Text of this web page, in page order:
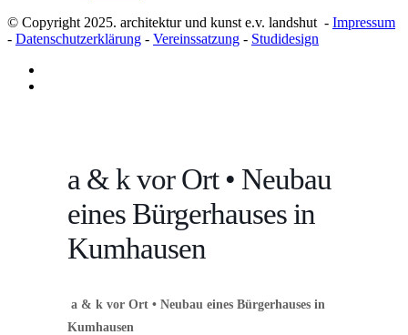
© Copyright 2025. architektur und kunst e.v. landshut - Impressum
- Datenschutzerklärung - Vereinssatzung - Studidesign
a & k vor Ort • Neubau
eines Bürgerhauses in
Kumhausen
a & k vor Ort • Neubau eines Bürgerhauses in
Kumhausen